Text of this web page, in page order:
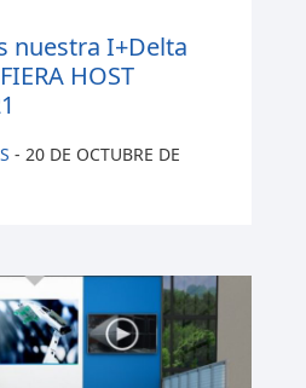
nuestra I+Delta
HOST
- 20 DE OCTUBRE DE